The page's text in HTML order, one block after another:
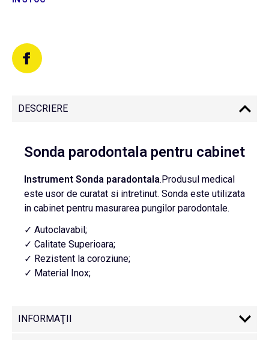
DESCRIERE
Sonda parodontala pentru cabinet
Instrument Sonda paradontala.Produsul medical
este usor de curatat si intretinut. Sonda este utilizata
in cabinet pentru masurarea pungilor parodontale.
✓ Autoclavabil;
✓ Calitate Superioara;
✓ Rezistent la coroziune;
✓ Material Inox;
INFORMAŢII